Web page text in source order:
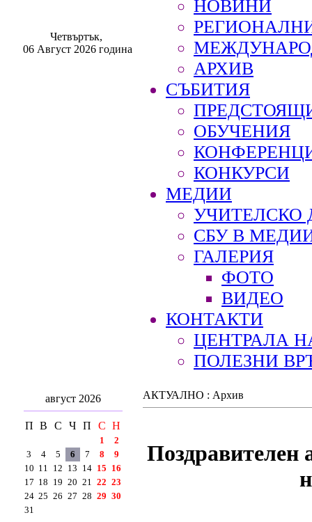
Четвъртък,
06 Август 2026 година
НОВИНИ
АРХИВ
СЪБИТИЯ
ОБУЧЕНИЯ
КОНКУРСИ
МЕДИИ
УЧИТЕЛСКО
СБУ В
ГАЛЕРИЯ
ФОТО
ВИДЕО
КОНТАКТИ
ЦЕНТРАЛА
ПОЛЕЗНИ
август 2026
П В С Ч П С Н
1
2
3
4 5 6 7 8
9
10 11 12 13 14 15 16
17 18 19 20 21 22 23
24 25 26 27 28 29 30
31
АКТУАЛНО : Архив